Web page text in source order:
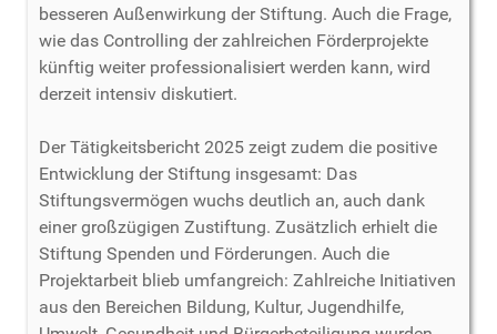
besseren Außenwirkung der Stiftung. Auch die Frage,
wie das Controlling der zahlreichen Förderprojekte
künftig weiter professionalisiert werden kann, wird
derzeit intensiv diskutiert.
Der Tätigkeitsbericht 2025 zeigt zudem die positive
Entwicklung der Stiftung insgesamt: Das
Stiftungsvermögen wuchs deutlich an, auch dank
einer großzügigen Zustiftung. Zusätzlich erhielt die
Stiftung Spenden und Förderungen. Auch die
Projektarbeit blieb umfangreich: Zahlreiche Initiativen
aus den Bereichen Bildung, Kultur, Jugendhilfe,